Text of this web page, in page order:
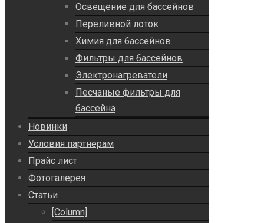
Освещение для бассейнов
Переливной лоток
Химия для бассейнов
Фильтры для бассейнов
Электронагреватели
Песчаные фильтры для
бассейна
Новинки
Условия партнерам
Прайс лист
Фотогалерея
Статьи
[Column]